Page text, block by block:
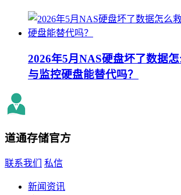
2026年5月NAS硬盘坏了数据
与监控硬盘能替代吗？
道通存储官方
联系我们 私信
新闻资讯